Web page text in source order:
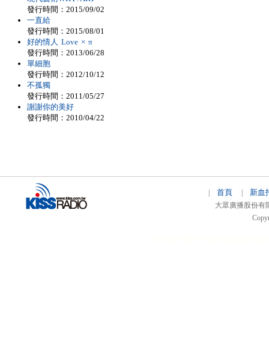
發行時間：2015/09/02
一直給
發行時間：2015/08/01
好的情人 Love × π
發行時間：2013/06/28
單細胞
發行時間：2012/10/12
不孤獨
發行時間：2011/05/27
謝謝你的美好
發行時間：2010/04/22
首頁 新血
大眾廣播股份有